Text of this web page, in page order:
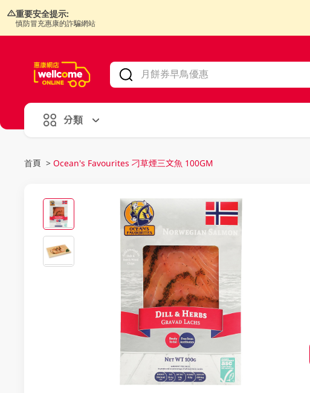
重要安全提示:
慎防冒充惠康的詐騙網站
分類
首頁 > Ocean's Favourites 刁草煙三文魚 100GM